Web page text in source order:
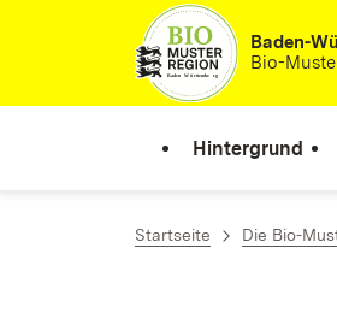
Zum Inhalt springenBaden-
Bio-
Hintergrund
Startseite Die Bio-